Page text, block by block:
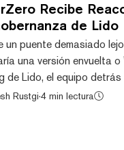
Recibe
de Lido
un puente demasiado
una versión envuelta
de Lido, el equipo
negativa por parte de
Rustgi·4 min lectura